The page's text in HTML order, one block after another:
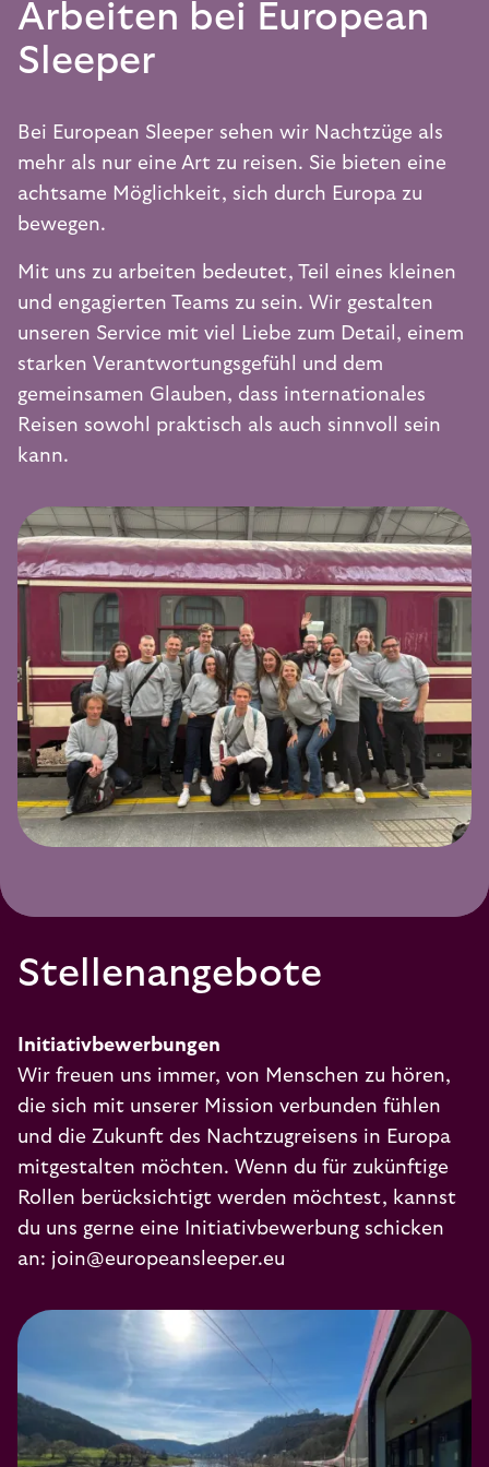
Arbeiten bei European
Sleeper
Bei European Sleeper sehen wir Nachtzüge als
mehr als nur eine Art zu reisen. Sie bieten eine
achtsame Möglichkeit, sich durch Europa zu
bewegen.
Mit uns zu arbeiten bedeutet, Teil eines kleinen
und engagierten Teams zu sein. Wir gestalten
unseren Service mit viel Liebe zum Detail, einem
starken Verantwortungsgefühl und dem
gemeinsamen Glauben, dass internationales
Reisen sowohl praktisch als auch sinnvoll sein
kann.
Stellenangebote
Initiativbewerbungen
Wir freuen uns immer, von Menschen zu hören,
die sich mit unserer Mission verbunden fühlen
und die Zukunft des Nachtzugreisens in Europa
mitgestalten möchten. Wenn du für zukünftige
Rollen berücksichtigt werden möchtest, kannst
du uns gerne eine Initiativbewerbung schicken
an: join@europeansleeper.eu